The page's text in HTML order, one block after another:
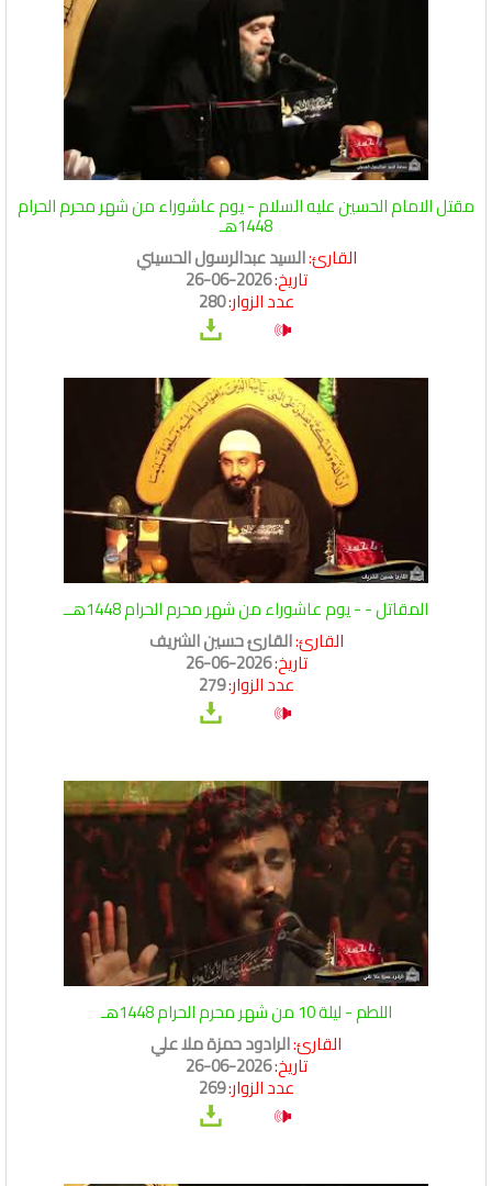
مقتل الامام الحسين عليه السلام - يوم عاشوراء من شهر محرم الحرام
1448هـ
القارئ:السيد عبدالرسول الحسيني
تاريخ:2026-06-26
عدد الزوار:280
المقاتل - - يوم عاشوراء من شهر محرم الحرام 1448هــ
القارئ:القارئ حسين الشريف
تاريخ:2026-06-26
عدد الزوار:279
اللطم - ليلة 10 من شهر محرم الحرام 1448هـ
القارئ:الرادود حمزة ملا علي
تاريخ:2026-06-26
عدد الزوار:269